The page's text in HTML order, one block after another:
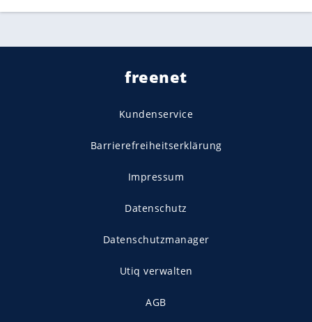
freenet
Kundenservice
Barrierefreiheitserklärung
Impressum
Datenschutz
Datenschutzmanager
Utiq verwalten
AGB